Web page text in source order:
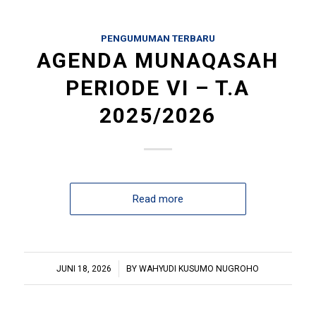
PENGUMUMAN TERBARU
AGENDA MUNAQASAH
PERIODE VI – T.A
2025/2026
Read more
JUNI 18, 2026
/ BYWAHYUDI KUSUMO NUGROHO